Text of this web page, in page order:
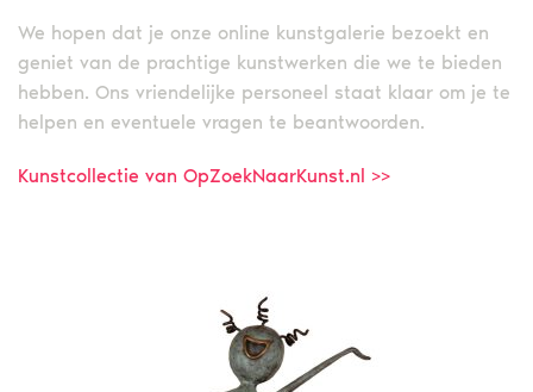
We hopen dat je onze online kunstgalerie bezoekt en
geniet van de prachtige kunstwerken die we te bieden
hebben. Ons vriendelijke personeel staat klaar om je te
helpen en eventuele vragen te beantwoorden.
Kunstcollectie van OpZoekNaarKunst.nl >>